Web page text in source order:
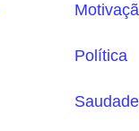
Política